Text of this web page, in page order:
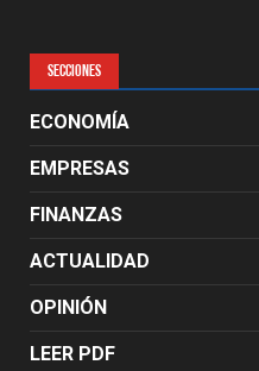
SECCIONES
ECONOMÍA
EMPRESAS
FINANZAS
ACTUALIDAD
OPINIÓN
LEER PDF